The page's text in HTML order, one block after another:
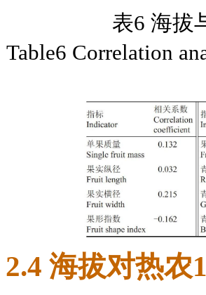
表6 海拔
Table6 Correlation
2.4 海拔对热农